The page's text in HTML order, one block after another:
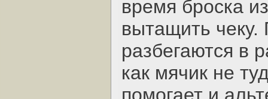
время броска
вытащить чеку.
разбегаются в
как мячик не